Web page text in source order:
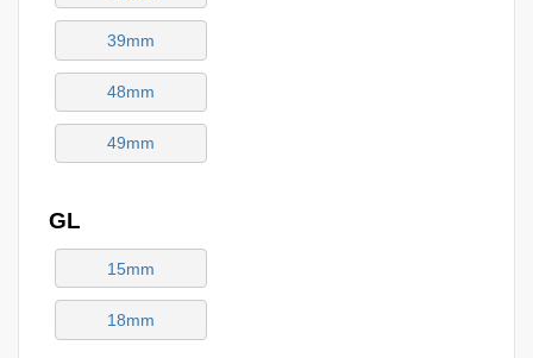
39mm
48mm
49mm
GL
15mm
18mm